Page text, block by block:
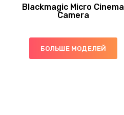
Blackmagic Micro Cinema
Camera
БОЛЬШЕ МОДЕЛЕЙ